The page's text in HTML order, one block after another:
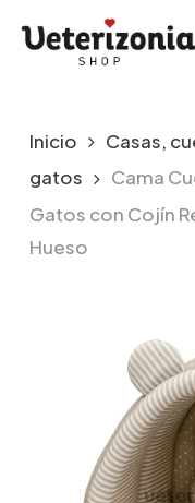
Inicio
Casas,
gatos
Cama
Gatos con Cojín
Hueso